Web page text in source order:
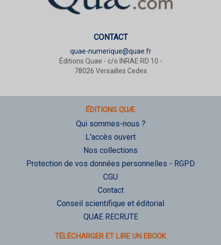
CONTACT
quae-numerique@quae.fr
Éditions Quae - c/o INRAE RD 10 -
78026 Versailles Cedex
ÉDITIONS QUÆ
Qui sommes-nous ?
L'accès ouvert
Nos collections
Protection de vos données personnelles - RGPD
CGU
Contact
Conseil scientifique et éditorial
QUAE RECRUTE
TÉLÉCHARGER ET LIRE UN EBOOK